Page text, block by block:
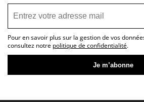
Pour en savoir plus sur la gestion de vos
consultez notre politique de confidentialité.